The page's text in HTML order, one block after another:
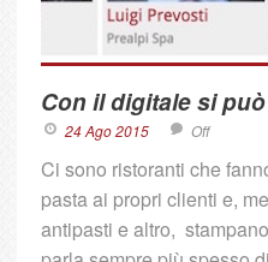
Con il digitale si
24 Ago 2015 Off
Ci sono ristoranti che
pasta ai propri clienti e,
antipasti e altro,